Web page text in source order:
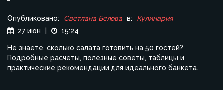
Опубликовано: Светлана Белова в:
Кулинария
27 июн
15:24
Не знаете, сколько салата готовить на 50 гостей?
Подробные расчеты, полезные советы, таблицы и
практические рекомендации для идеального банкета.